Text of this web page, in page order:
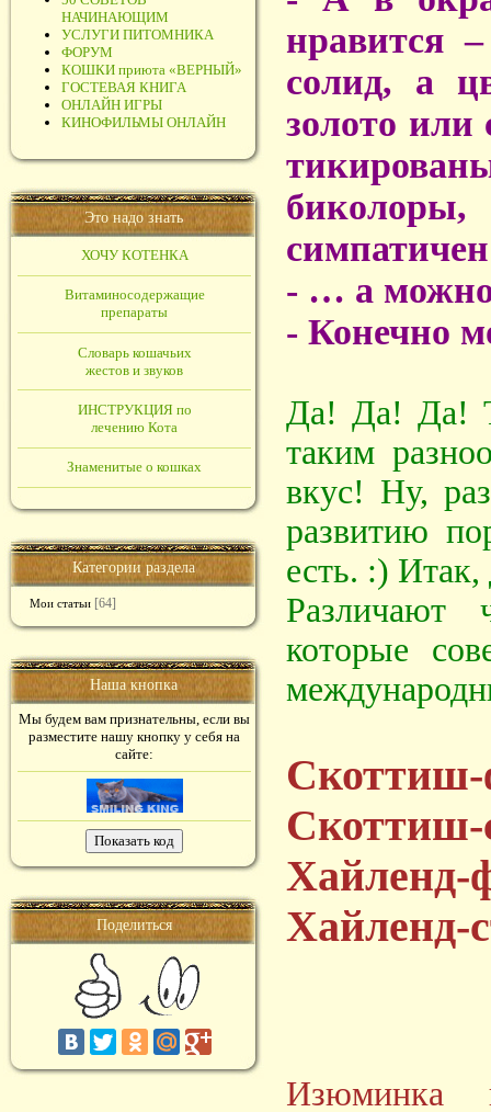
НАЧИНАЮЩИМ
УСЛУГИ ПИТОМНИКА
ФОРУМ
КОШКИ приюта «ВЕРНЫЙ»
ГОСТЕВАЯ КНИГА
ОНЛАЙН ИГРЫ
КИНОФИЛЬМЫ ОНЛАЙН
Это надо знать
ХОЧУ КОТЕНКА
Витаминосодержащие
препараты
Словарь кошачьих
жестов и звуков
ИНСТРУКЦИЯ по
лечению Кота
Знаменитые о кошках
Категории раздела
Мои статьи [64]
Наша кнопка
Мы будем вам признательны, если вы
разместите нашу кнопку у себя на
сайте:
Поделиться
нравится
солид, а
золото или
биколоры,
- … а можно
- Конечно
Да! Да! Да!
таким
вкус! Ну,
развитию
есть. :)
Различают
которые
Скоттиш-
Хайленд-
Хайленд-
Изюминка